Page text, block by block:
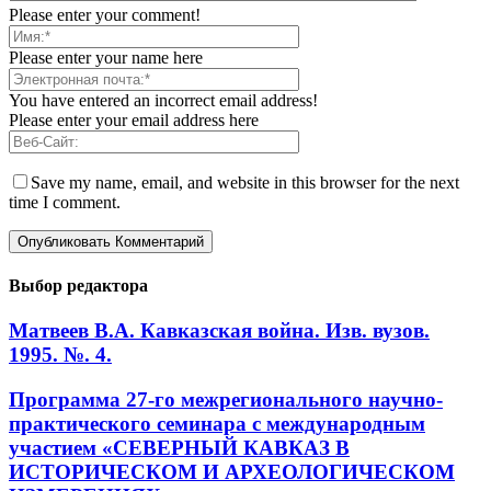
Please enter your comment!
Please enter your name here
You have entered an incorrect email address!
Please enter your email address here
Save my name, email, and website in this browser for the next
time I comment.
Выбор редактора
Матвеев В.А. Кавказская война. Изв. вузов.
1995. №. 4.
Программа 27-го межрегионального научно-
практического семинара с международным
участием «СЕВЕРНЫЙ КАВКАЗ В
ИСТОРИЧЕСКОМ И АРХЕОЛОГИЧЕСКОМ